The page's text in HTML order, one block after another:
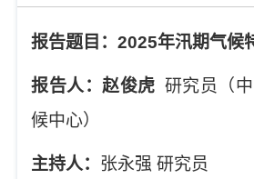
报告题目：2025年汛期气候
报告人：赵俊虎 研究员（
候中心）
主持人： 张永强 研究员